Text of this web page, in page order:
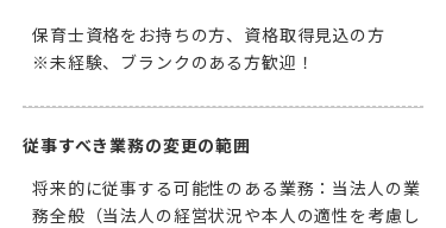
保育士資格をお持ちの方、資格取得見込の方
※未経験、ブランクのある方歓迎！
従事すべき業務の変更の範囲
将来的に従事する可能性のある業務：当法人の業
務全般（当法人の経営状況や本人の適性を考慮し